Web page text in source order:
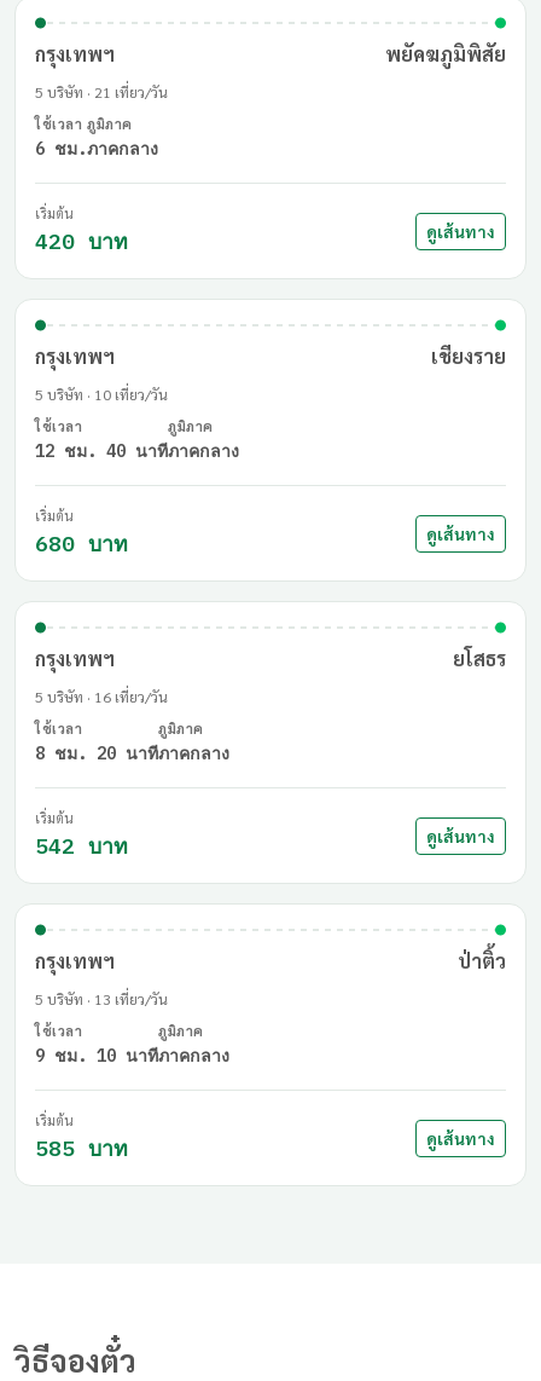
กรุงเทพฯ พยัคฆภูมิพิสัย
ใช้เวลา ภูมิภาค
420 บาท ดูเส้นทาง
กรุงเทพฯ เชียงราย
ใช้เวลา ภูมิภาค
680 บาท ดูเส้นทาง
กรุงเทพฯ ยโสธร
ใช้เวลา ภูมิภาค
542 บาท ดูเส้นทาง
กรุงเทพฯ ป่าติ้ว
ใช้เวลา ภูมิภาค
585 บาท ดูเส้นทาง